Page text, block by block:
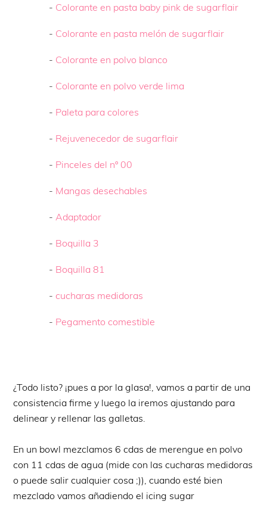
- Colorante en pasta baby pink de sugarflair
- Colorante en pasta melón de sugarflair
- Colorante en polvo blanco
- Colorante en polvo verde lima
- Paleta para colores
- Rejuvenecedor de sugarflair
- Pinceles del nº 00
- Mangas desechables
- Adaptador
- Boquilla 3
- Boquilla 81
- cucharas medidoras
- Pegamento comestible
¿Todo listo? ¡pues a por la glasa!, vamos a partir de una
consistencia firme y luego la iremos ajustando para
delinear y rellenar las galletas.
En un bowl mezclamos 6 cdas de merengue en polvo
con 11 cdas de agua (mide con las cucharas medidoras
o puede salir cualquier cosa ;)), cuando esté bien
mezclado vamos añadiendo el icing sugar